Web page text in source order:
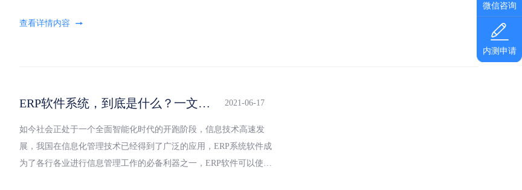
ERP软件系统，到底是什么？一文了解ERP 2021-06-17
如今社会正处于一个全面智能化时代的开跑阶段，信息技术高速发
展，我国在信息化管理技术已经得到了广泛的应用，ERP系统软件成
为了各行各业进行信息管理工作的必备利器之一，ERP软件可以使得
微信咨询
内测申请